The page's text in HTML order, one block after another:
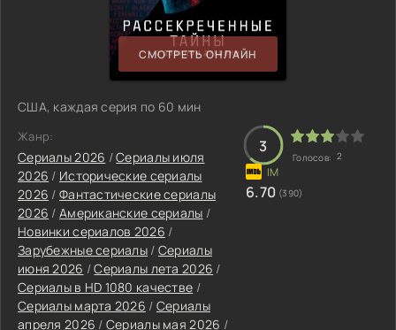
СМОТРЕТЬ ОНЛАЙН
США, каждая серия по 60 мин
Жанр:
Сериалы 2026 /Сериалы июля
2026 / Исторические сериалы
2026 / Фантастические сериалы
2026 / Американские сериалы /
Новинки сериалов 2026 /
Зарубежные сериалы / Сериалы
июня 2026 /Сериалы лета 2026 /
Сериалы в HD 1080 качестве /
Сериалы марта 2026 / Сериалы
апреля 2026 / Сериалы мая 2026 /
3
Голосов: 2
6.70 (390)